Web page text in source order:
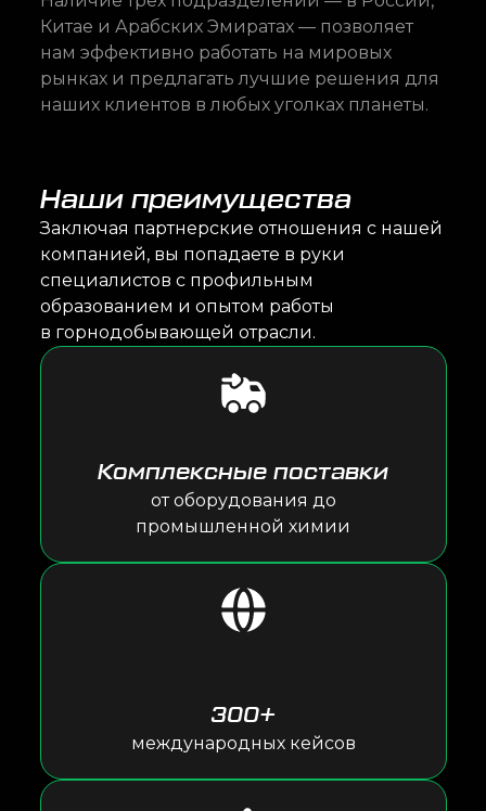
Китае и Арабских Эмиратах — позволяет
нам эффективно работать на мировых
рынках и предлагать лучшие решения для
наших клиентов в любых уголках планеты.
Наши преимущества
Заключая партнерские отношения с нашей
компанией, вы попадаете в руки
специалистов с профильным
образованием и опытом работы
в горнодобывающей отрасли.
Комплексные поставки
от оборудования до
промышленной химии
300+
международных кейсов